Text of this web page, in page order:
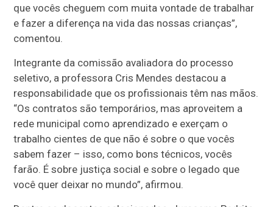
que vocês cheguem com muita vontade de trabalhar
e fazer a diferença na vida das nossas crianças”,
comentou.
Integrante da comissão avaliadora do processo
seletivo, a professora Cris Mendes destacou a
responsabilidade que os profissionais têm nas mãos.
“Os contratos são temporários, mas aproveitem a
rede municipal como aprendizado e exerçam o
trabalho cientes de que não é sobre o que vocês
sabem fazer – isso, como bons técnicos, vocês
farão. É sobre justiça social e sobre o legado que
você quer deixar no mundo”, afirmou.